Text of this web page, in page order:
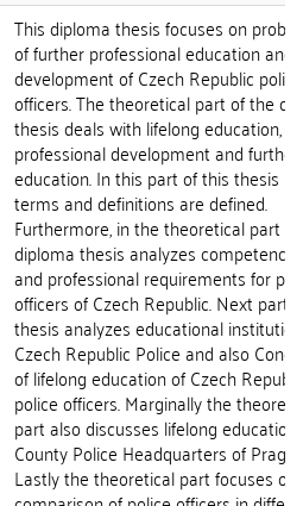
This diploma thesis focuses on
of further professional education and
development of Czech Republic police
officers. The theoretical part of the
thesis deals with lifelong education,
professional development and further
education. In this part of this thesis
terms and definitions are defined.
Furthermore, in the theoretical part
diploma thesis analyzes competency
and professional requirements for
officers of Czech Republic. Next part
thesis analyzes educational
Czech Republic Police and also
of lifelong education of Czech
police officers. Marginally the
part also discusses lifelong
County Police Headquarters of
Lastly the theoretical part focuses on